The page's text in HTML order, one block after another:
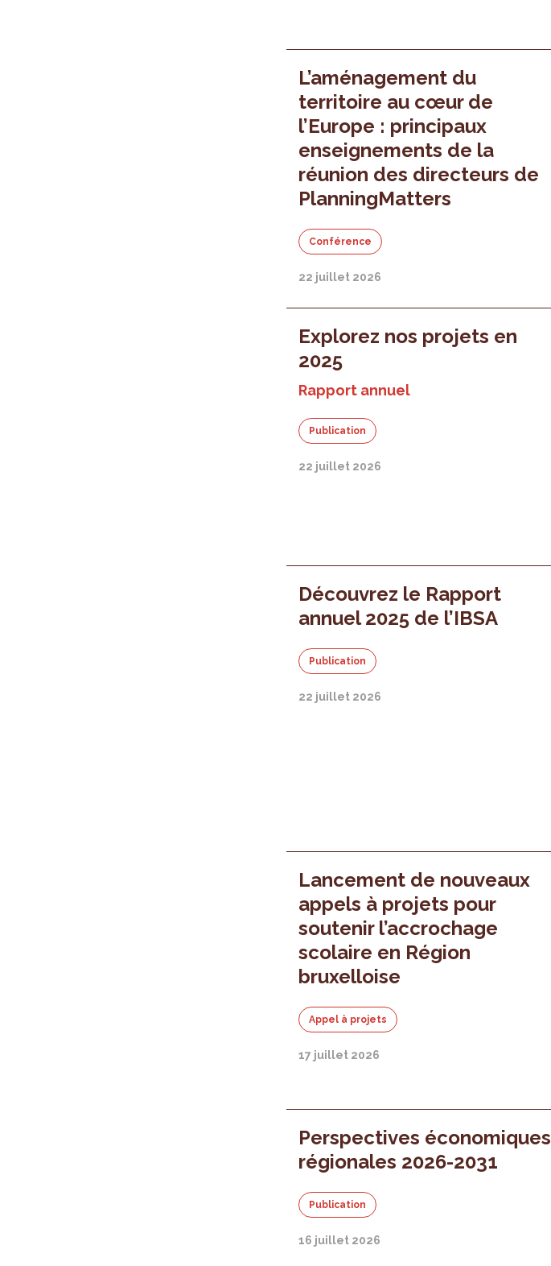
L’aménagement du
territoire au cœur de
l’Europe : principaux
enseignements de la
réunion des directeurs de
PlanningMatters
Conférence
22 juillet 2026
Explorez nos projets en
2025
Rapport annuel
Publication
22 juillet 2026
Découvrez le Rapport
annuel 2025 de l’IBSA
Publication
22 juillet 2026
Lancement de nouveaux
appels à projets pour
soutenir l’accrochage
scolaire en Région
bruxelloise
Appel à projets
17 juillet 2026
Perspectives économiques
régionales 2026-2031
Publication
16 juillet 2026